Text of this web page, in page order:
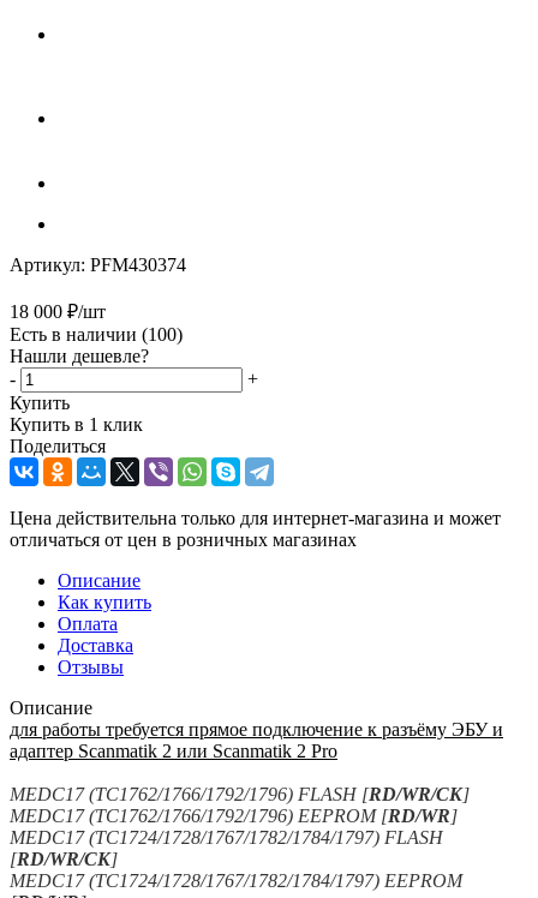
Артикул: PFM430374
18 000 ₽/шт
Есть в наличии (100)
Нашли дешевле?
-
+
Купить
Купить в 1 клик
Поделиться
Цена действительна только для интернет-магазина и может
отличаться от цен в розничных магазинах
Описание
Как купить
Оплата
Доставка
Отзывы
Описание
для работы требуется прямое подключение к разъёму ЭБУ и
адаптер Scanmatik 2 или Scanmatik 2 Pro
MEDC17 (TC1762/1766/1792/1796) FLASH [RD/WR/CK]
MEDC17 (TC1762/1766/1792/1796) EEPROM [RD/WR]
MEDC17 (TC1724/1728/1767/1782/1784/1797) FLASH
[RD/WR/CK]
MEDC17 (TC1724/1728/1767/1782/1784/1797) EEPROM